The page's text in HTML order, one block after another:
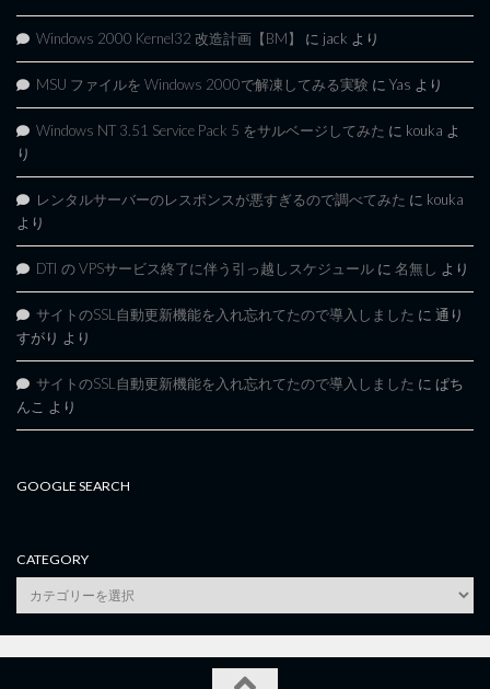
Windows 2000 Kernel32 改造計画【BM】 に jack より
MSU ファイルを Windows 2000で解凍してみる実験 に Yas より
Windows NT 3.51 Service Pack 5 をサルベージしてみた に kouka よ
り
レンタルサーバーのレスポンスが悪すぎるので調べてみた に kouka
より
DTI の VPSサービス終了に伴う引っ越しスケジュール に 名無し より
サイトのSSL自動更新機能を入れ忘れてたので導入しました に 通り
すがり より
サイトのSSL自動更新機能を入れ忘れてたので導入しました に ぱち
んこ より
GOOGLE SEARCH
CATEGORY
category